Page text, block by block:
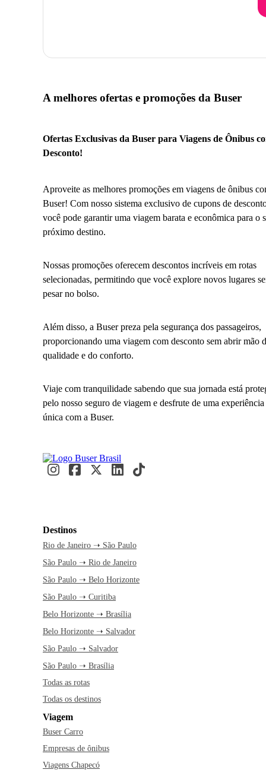
A melhores ofertas e promoções da Buser
Ofertas Exclusivas da Buser para Viagens de Ônibus
Desconto!
Aproveite as melhores promoções em viagens de ônibus
Buser! Com nosso sistema exclusivo de cupons de
você pode garantir uma viagem barata e econômica para o
próximo destino.
Nossas promoções oferecem descontos incríveis em rotas
selecionadas, permitindo que você explore novos lugares
pesar no bolso.
Além disso, a Buser preza pela segurança dos passageiros,
proporcionando uma viagem com desconto sem abrir mão
qualidade e do conforto.
Viaje com tranquilidade sabendo que sua jornada está
pelo nosso seguro de viagem e desfrute de uma experiência
única com a Buser.
Destinos
Rio de Janeiro ➝ São Paulo
São Paulo ➝ Rio de Janeiro
São Paulo ➝ Belo Horizonte
São Paulo ➝ Curitiba
Belo Horizonte ➝ Brasília
Belo Horizonte ➝ Salvador
São Paulo ➝ Salvador
São Paulo ➝ Brasília
Todas as rotas
Todas os destinos
Viagem
Buser Carro
Empresas de ônibus
Viagens Chapecó